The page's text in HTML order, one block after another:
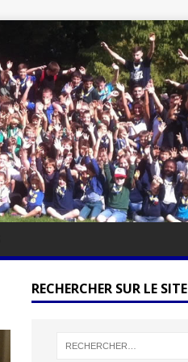
RECHERCHER SUR LE SITE